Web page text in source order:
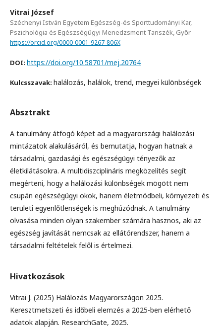
Vitrai József
Széchenyi István Egyetem Egészség-és Sporttudományi Kar,
Pszichológia és Egészségügyi Menedzsment Tanszék, Győr
https://orcid.org/0000-0001-9267-806X
DOI: https://doi.org/10.58701/mej.20764
Kulcsszavak: halálozás, halálok, trend, megyei különbségek
Absztrakt
A tanulmány átfogó képet ad a magyarországi halálozási
mintázatok alakulásáról, és bemutatja, hogyan hatnak a
társadalmi, gazdasági és egészségügyi tényezők az
életkilátásokra. A multidiszciplináris megközelítés segít
megérteni, hogy a halálozási különbségek mögött nem
csupán egészségügyi okok, hanem életmódbeli, környezeti és
területi egyenlőtlenségek is meghúzódnak. A tanulmány
olvasása minden olyan szakember számára hasznos, aki az
egészség javítását nemcsak az ellátórendszer, hanem a
társadalmi feltételek felől is értelmezi.
Hivatkozások
Vitrai J. (2025) Halálozás Magyarországon 2025.
Keresztmetszeti és időbeli elemzés a 2025-ben elérhető
adatok alapján. ResearchGate, 2025.